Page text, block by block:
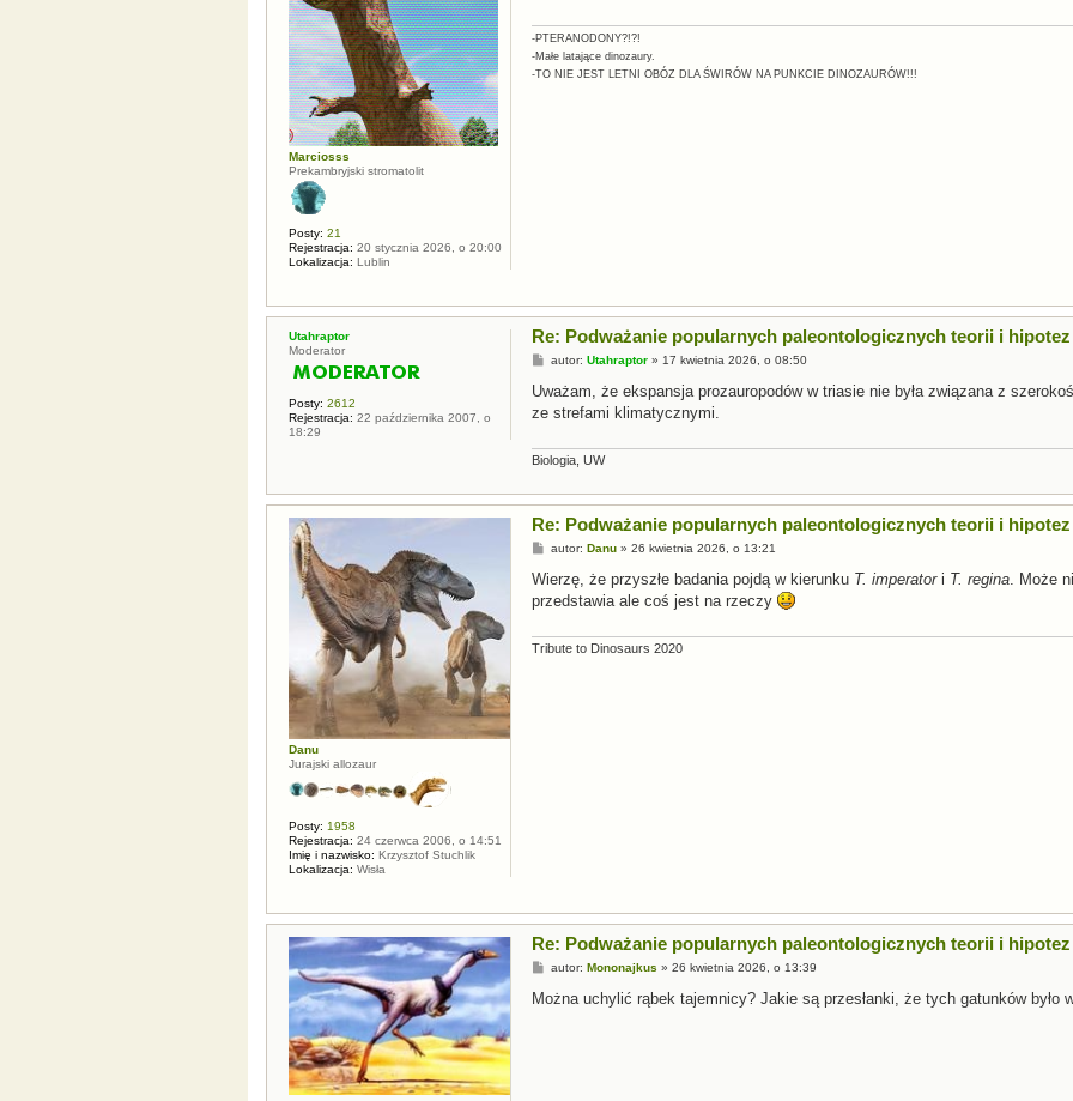
Marciosss
Prekambryjski stromatolit
Posty: 21
Rejestracja: 20 stycznia 2026, o 20:00
Lokalizacja: Lublin
-PTERANODONY?!?!
-Małe latające dinozaury.
-TO NIE JEST LETNI OBÓZ DLA ŚWIRÓW NA PUNKCIE DINOZAURÓW!!!
Utahraptor
Moderator
Posty: 2612
Rejestracja: 22 października 2007, o
18:29
Re: Podważanie popularnych paleontologicznych teorii i hipotez
P
s
autor: Utahraptor» 17 kwietnia 2026, o 08:50
Uważam, że ekspansja prozauropodów w triasie nie była związana z
ze strefami klimatycznymi.
Biologia, UW
Danu
Jurajski allozaur
Posty: 1958
Rejestracja: 24 czerwca 2006, o 14:51
Imię i nazwisko: Krzysztof Stuchlik
Lokalizacja: Wisła
Re: Podważanie popularnych paleontologicznych teorii i hipotez
P
s
autor: Danu» 26 kwietnia 2026, o 13:21
Wierzę, że przyszłe badania pojdą w kierunku T. imperatori T. regina. Może
przedstawia ale coś jest na rzeczy
Tribute to Dinosaurs 2020
Re: Podważanie popularnych paleontologicznych teorii i hipotez
P
s
autor: Mononajkus » 26 kwietnia 2026, o 13:39
Można uchylić rąbek tajemnicy? Jakie są przesłanki, że tych gatunków było